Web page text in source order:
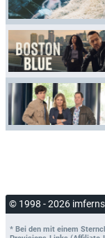
© 1998 - 2026
* Bei den mit einem